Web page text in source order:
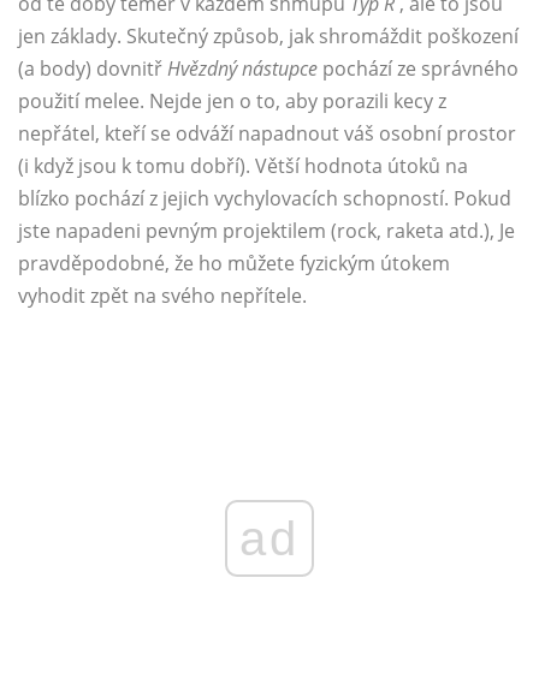
jen základy. Skutečný způsob, jak shromáždit poškození
(a body) dovnitřHvězdný nástupce pochází ze správného
použití melee. Nejde jen o to, aby porazili kecy z
nepřátel, kteří se odváží napadnout váš osobní prostor
(i když jsou k tomu dobří). Větší hodnota útoků na
blízko pochází z jejich vychylovacích schopností. Pokud
jste napadeni pevným projektilem (rock, raketa atd.), Je
pravděpodobné, že ho můžete fyzickým útokem
vyhodit zpět na svého nepřítele.
ad